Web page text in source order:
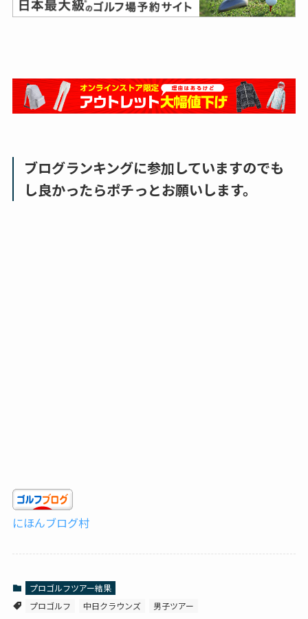
ブログランキングに参加していますのでも
し良かったらポチっとお願いします。
にほんブログ村
プロゴルフツアー結果
プロゴルフ
中日クラウンズ 男子ツアー